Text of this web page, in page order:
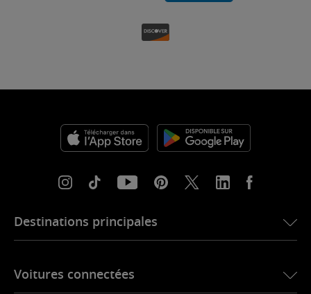
Destinations principales
eSIM pour l’Europe
Voitures connectées